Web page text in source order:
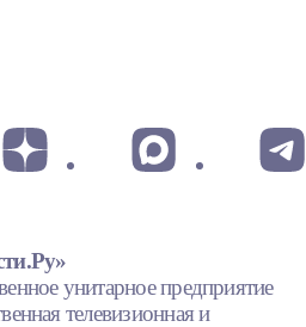
унитарное предприятие
телевизионная и